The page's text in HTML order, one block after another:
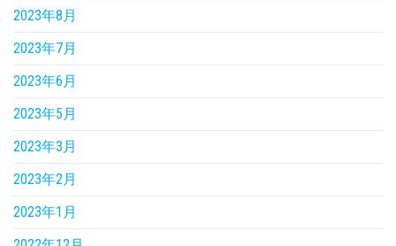
2023年8月
2023年7月
2023年6月
2023年5月
2023年3月
2023年2月
2023年1月